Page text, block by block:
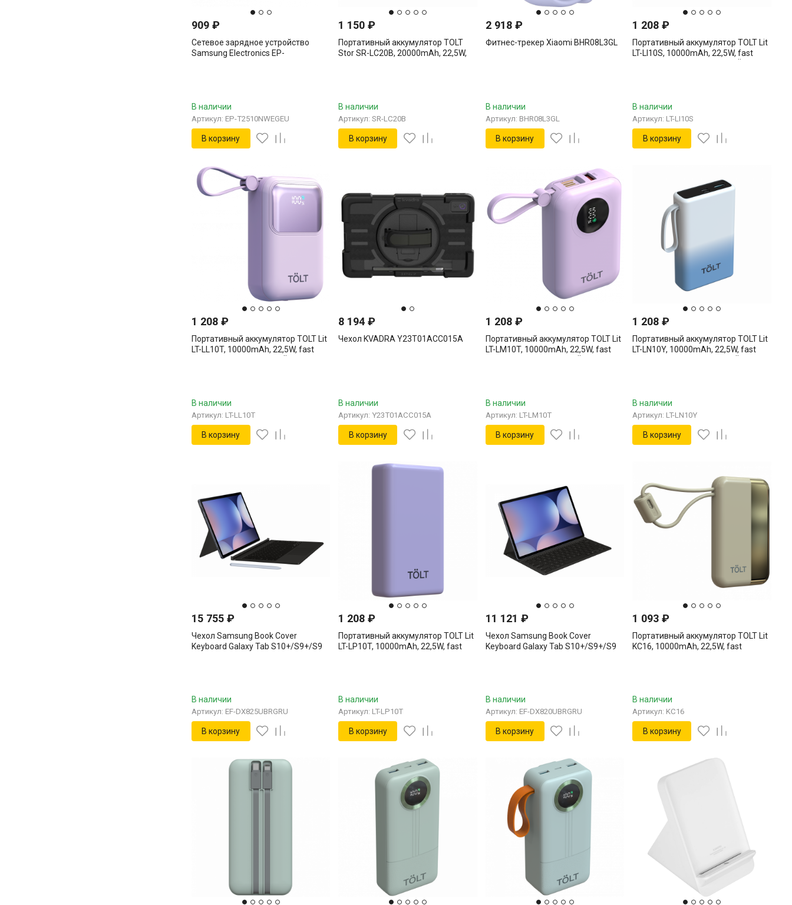
909 ₽
Сетевое зарядное устройство
Samsung Electronics EP-
В наличии
Артикул: EP-T2510NWEGEU
В корзину
1 150₽
Портативный аккумулятор TOLT
Stor SR-LC20B, 20000mAh, 22,5W,
В наличии
Артикул: SR-LC20B
В корзину
2 918 ₽
Фитнес-трекер Xiaomi BHR08L3GL
В наличии
Артикул: BHR08L3GL
В корзину
1 208₽
Портативный аккумулятор TOLT Lit
LT-LI10S, 10000mAh, 22,5W, fast
В наличии
Артикул: LT-LI10S
В корзину
1 208 ₽
Портативный аккумулятор TOLT Lit
LT-LL10T, 10000mAh, 22,5W, fast
В наличии
Артикул: LT-LL10T
В корзину
8 194₽
Чехол KVADRA Y23T01ACC015A
В наличии
Артикул: Y23T01ACC015A
В корзину
1 208 ₽
Портативный аккумулятор TOLT Lit
LT-LM10T, 10000mAh, 22,5W, fast
В наличии
Артикул: LT-LM10T
В корзину
1 208₽
Портативный аккумулятор TOLT Lit
LT-LN10Y, 10000mAh, 22,5W, fast
В наличии
Артикул: LT-LN10Y
В корзину
15 755 ₽
Чехол Samsung Book Cover
Keyboard Galaxy Tab S10+/S9+/S9
В наличии
Артикул: EF-DX825UBRGRU
В корзину
1 208₽
Портативный аккумулятор TOLT Lit
LT-LP10T, 10000mAh, 22,5W, fast
В наличии
Артикул: LT-LP10T
В корзину
11 121 ₽
Чехол Samsung Book Cover
Keyboard Galaxy Tab S10+/S9+/S9
В наличии
Артикул: EF-DX820UBRGRU
В корзину
1 093₽
Портативный аккумулятор TOLT Lit
KC16, 10000mAh, 22,5W, fast
В наличии
Артикул: KC16
В корзину